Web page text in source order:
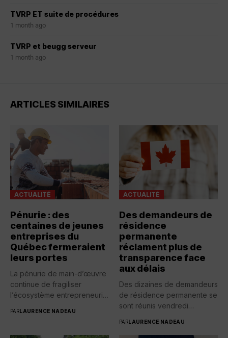
TVRP ET suite de procédures
1 month ago
TVRP et beugg serveur
1 month ago
ARTICLES SIMILAIRES
ACTUALITÉ
Pénurie : des
centaines de jeunes
entreprises du
Québec fermeraient
leurs portes
La pénurie de main-d’œuvre
continue de fragiliser
l’écosystème entrepreneurial
PARLAURENCE NADEAU
ACTUALITÉ
Des demandeurs de
résidence
permanente
réclament plus de
transparence face
aux délais
Des dizaines de demandeurs
de résidence permanente se
sont réunis vendredi
PARLAURENCE NADEAU